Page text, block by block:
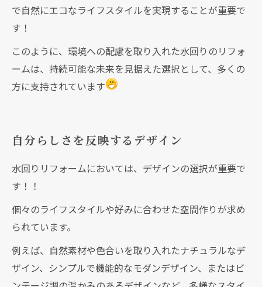
で自然にエコなライフスタイルを実現することが重要で
す！
このように、環境への配慮を取り入れた水回りのリフォ
ームは、持続可能な未来を見据えた選択として、多くの
方に支持されています
自分らしさを反映するデザイン
水回りリフォームにおいては、デザインの選択が重要で
す！！
個々のライフスタイルや好みに合わせた空間作りが求め
られています。
例えば、自然素材や色合いを取り入れたナチュラルなデ
ザイン、シンプルで機能的なモダンデザイン、またはビ